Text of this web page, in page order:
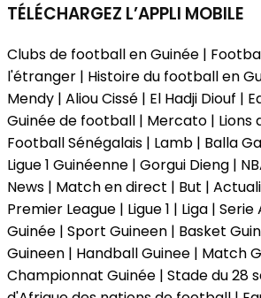
TÉLÉCHARGEZ L’APPLI MOBILE
Clubs de football en Guinée |
l'étranger | Histoire du football en
Mendy | Aliou Cissé | El Hadji Diouf |
Guinée de football | Mercato | Lions
Football Sénégalais | Lamb | Balla
Ligue 1 Guinéenne | Gorgui Dieng |
News | Match en direct | But |
Premier League | Ligue 1 | Liga | Serie
Guinée | Sport Guineen | Basket
Guineen | Handball Guinee | Match
Championnat Guinée | Stade du 28